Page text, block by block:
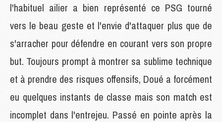
l'habituel ailier a bien représenté ce PSG tourné
vers le beau geste et l'envie d'attaquer plus que de
s'arracher pour défendre en courant vers son propre
but. Toujours prompt à montrer sa sublime technique
et à prendre des risques offensifs, Doué a forcément
eu quelques instants de classe mais son match est
incomplet dans l'entrejeu. Passé en pointe après la